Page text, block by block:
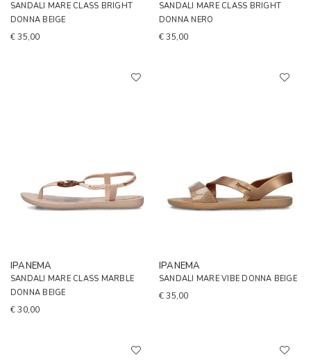
SANDALI MARE CLASS BRIGHT
DONNA BEIGE
€ 35,00
SANDALI MARE CLASS BRIGHT
DONNA NERO
€ 35,00
IPANEMA
SANDALI MARE CLASS MARBLE
DONNA BEIGE
€ 30,00
IPANEMA
SANDALI MARE VIBE DONNA BEIGE
€ 35,00